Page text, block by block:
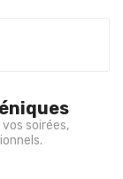
soirées,